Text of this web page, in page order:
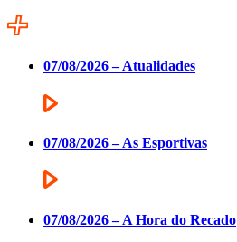
07/08/2026 – Atualidades
07/08/2026 – As Esportivas
07/08/2026 – A Hora do Recado